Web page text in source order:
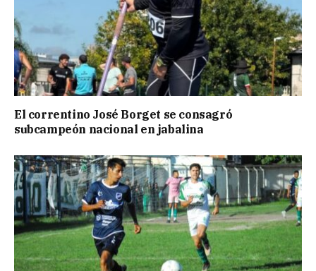
El correntino José Borget se consagró
subcampeón nacional en jabalina